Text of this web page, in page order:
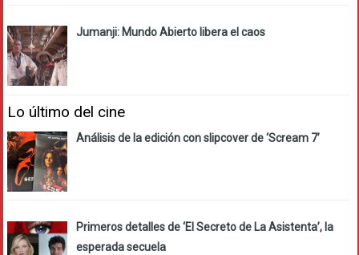
Jumanji: Mundo Abierto libera el caos
Lo último del cine
Análisis de la edición con slipcover de ‘Scream 7’
Primeros detalles de ‘El Secreto de La Asistenta’, la
esperada secuela